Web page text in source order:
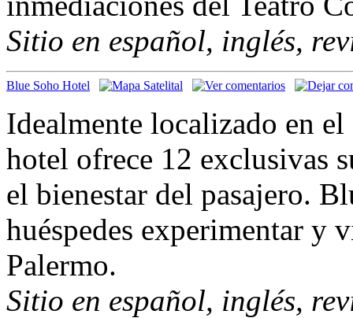
Sitio en español, inglés,
Blue Soho Hotel
Idealmente localizado en
hotel ofrece 12 exclusivas
el bienestar del pasajero.
huéspedes experimentar
Palermo.
Sitio en español, inglés,